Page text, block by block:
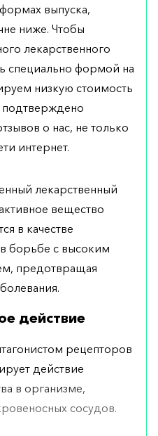
выпуска,
ниже. Чтобы
лекарственного
специально формой на
низкую стоимость
подтверждено
о нас, не только
интернет.
лекарственный
вещество
в качестве
борьбе с высоким
предотвращая
действие
рецепторов
действие
в организме,
сосудов.
сосудов, что